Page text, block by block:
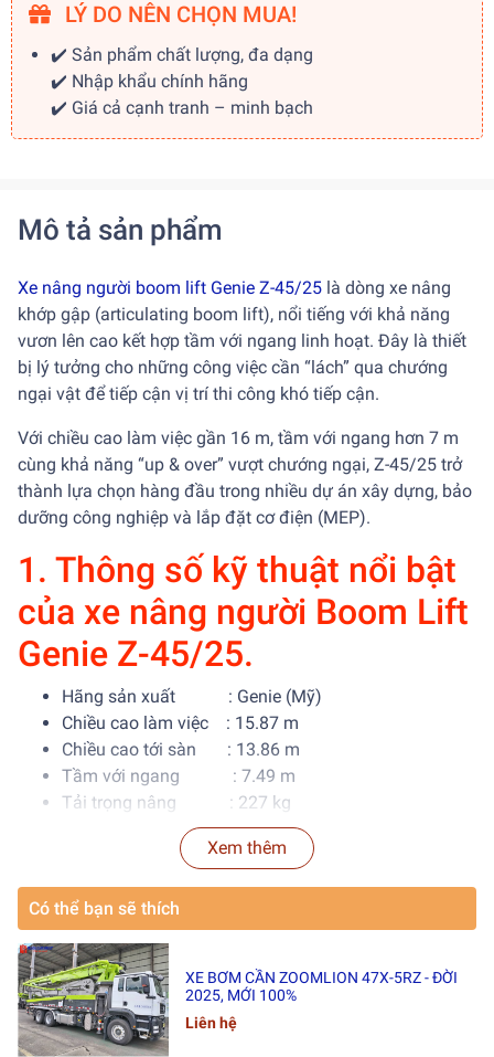
LÝ DO NÊN CHỌN MUA!
✔️ Sản phẩm chất lượng, đa dạng
✔️ Nhập khẩu chính hãng
✔️ Giá cả cạnh tranh – minh bạch
Mô tả sản phẩm
Xe nâng người boom lift Genie Z-45/25 là dòng xe nâng
khớp gập (articulating boom lift), nổi tiếng với khả năng
vươn lên cao kết hợp tầm với ngang linh hoạt. Đây là thiết
bị lý tưởng cho những công việc cần “lách” qua chướng
ngại vật để tiếp cận vị trí thi công khó tiếp cận.
Với chiều cao làm việc gần 16 m, tầm với ngang hơn 7 m
cùng khả năng “up & over” vượt chướng ngại, Z-45/25 trở
thành lựa chọn hàng đầu trong nhiều dự án xây dựng, bảo
dưỡng công nghiệp và lắp đặt cơ điện (MEP).
1. Thông số kỹ thuật nổi bật
của xe nâng người Boom Lift
Genie Z-45/25.
Hãng sản xuất : Genie (Mỹ)
Chiều cao làm việc : 15.87 m
Chiều cao tới sàn : 13.86 m
Tầm với ngang : 7.49 m
Tải trọng nâng : 227 kg
Nguồn năng lượng : Diesel
Trọng lượng thiết bị : 5 987kg
Xem thêm
Có thể bạn sẽ thích
XE BƠM CẦN ZOOMLION 47X-5RZ - ĐỜI
2025, MỚI 100%
Liên hệ